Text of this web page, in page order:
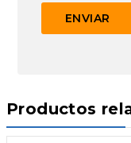
Productos